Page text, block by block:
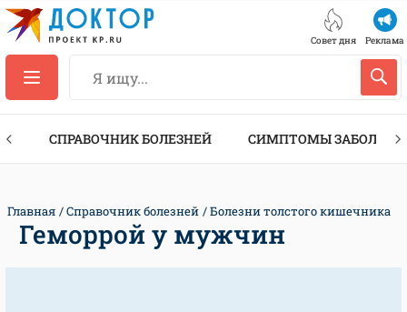
Совет дня Реклама
СПРАВОЧНИК БОЛЕЗНЕЙ СИМПТОМЫ
Главная Справочник болезней Болезни толстого кишечника
Геморрой у мужчин